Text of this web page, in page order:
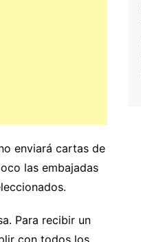
enviará cartas de
las embajadas
Para recibir un